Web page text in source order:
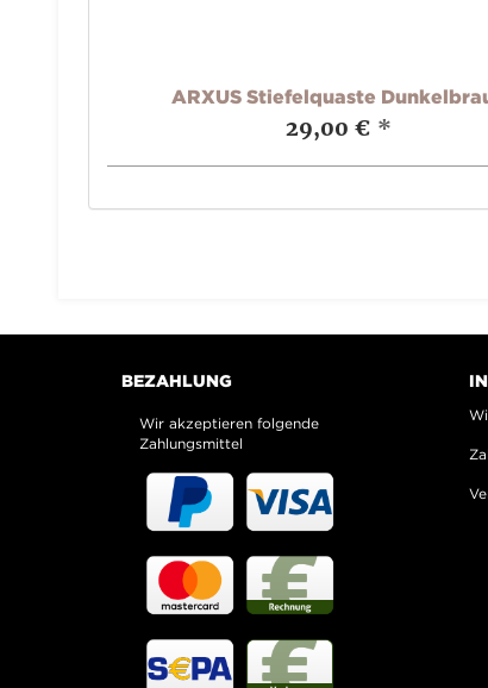
ARXUS Stiefelquaste
29,00 € *
BEZAHLUNG
Wir akzeptieren folgende
Zahlungsmittel